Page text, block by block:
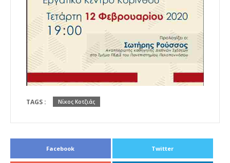
TAGS : Νίκος Κοτζιάς
Facebook Twitter